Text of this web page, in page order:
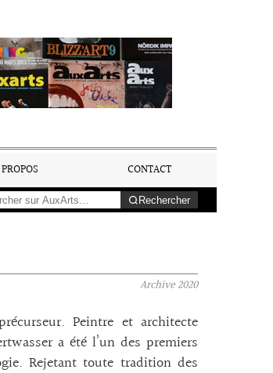
CONTACT
Rechercher
Archive2020
Peintre et architecte
a été l’un des premiers
Rejetant toute tradition des